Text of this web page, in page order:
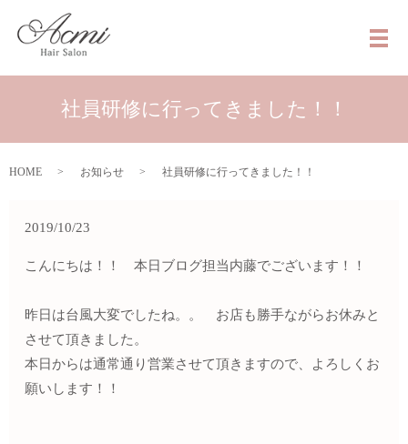
メ
社員研修に行ってきました！！
HOME お知らせ 社員研修に行ってきました！！
2019/10/23
こんにちは！！ 本日ブログ担当内藤でございます！！
昨日は台風大変でしたね。。 お店も勝手ながらお休みと
させて頂きました。
本日からは通常通り営業させて頂きますので、よろしくお
願いします！！